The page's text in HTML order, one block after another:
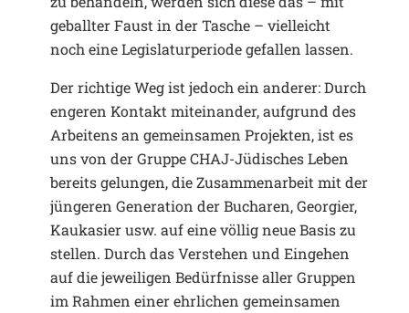
geballter Faust in der Tasche – vielleicht
noch eine Legislaturperiode gefallen lassen.
Der richtige Weg ist jedoch ein anderer: Durch
engeren Kontakt miteinander, aufgrund des
Arbeitens an gemeinsamen Projekten, ist es
uns von der Gruppe CHAJ-Jüdisches Leben
bereits gelungen, die Zusammenarbeit mit der
jüngeren Generation der Bucharen, Georgier,
Kaukasier usw. auf eine völlig neue Basis zu
stellen. Durch das Verstehen und Eingehen
auf die jeweiligen Bedürfnisse aller Gruppen
im Rahmen einer ehrlichen gemeinsamen